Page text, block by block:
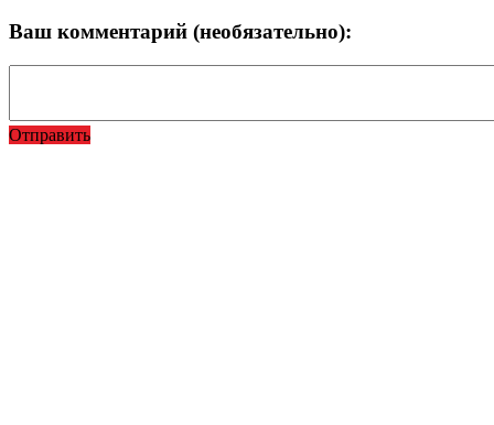
Ваш комментарий (необязательно):
Отправить